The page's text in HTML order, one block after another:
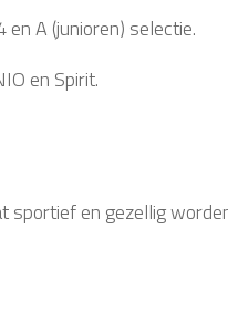
A (junioren) selectie.
en Spirit.
sportief en gezellig